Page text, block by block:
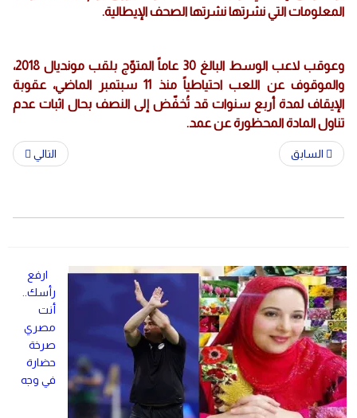
المعلومات التي نشرتها نشرتها الصحف الإيطالية.
وعوقب لاعب الوسط البالغ 30 عاماً المتوّج بلقب مونديال 2018،
والموقوف عن اللعب احتياطياً منذ 11 سبتمبر الماضي، عقوبة
الإيقاف لمدة أربع سنوات قد تُخفّض إلى النصف بحال اثبات عدم
تناول المادة المحظورة عن عمد.
السابق التالي
ارفع
رأسك..
أنت
مصري
صرخة
حضارة
في وجه